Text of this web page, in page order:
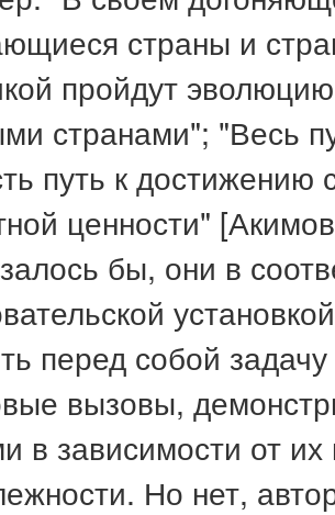
страны и
пройдут
странами"; "Весь
путь к достижению
ценности"
бы, они в
перед собой
вызовы,
в зависимости от
Но нет,